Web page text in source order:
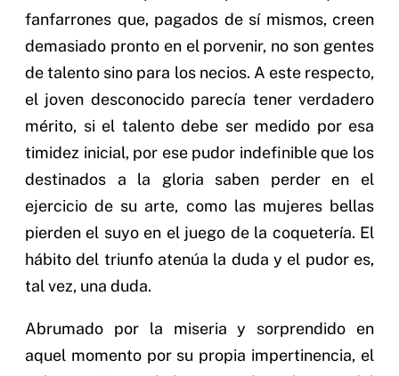
fanfarrones que, pagados de sí mismos, creen
demasiado pronto en el porvenir, no son gentes
de talento sino para los necios. A este respecto,
el joven desconocido parecía tener verdadero
mérito, si el talento debe ser medido por esa
timidez inicial, por ese pudor indefinible que los
destinados a la gloria saben perder en el
ejercicio de su arte, como las mujeres bellas
pierden el suyo en el juego de la coquetería. El
hábito del triunfo atenúa la duda y el pudor es,
tal vez, una duda.
Abrumado por la miseria y sorprendido en
aquel momento por su propia impertinencia, el